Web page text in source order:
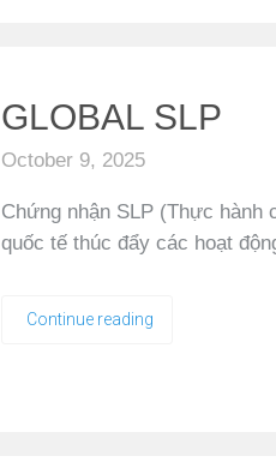
GLOBAL SLP
October 9, 2025
Chứng nhận SLP (Thực hành
quốc tế thúc đẩy các hoạt
Continue reading